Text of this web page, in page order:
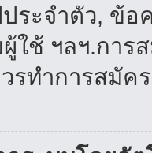
ระจำตัว, ข้อ
ใช้ ฯลฯ.การ
รทำการสมัค